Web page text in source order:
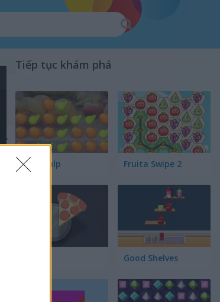
Tiếp tục khám phá
Fruit Pulp Fruita Swipe 2
Good Shelves